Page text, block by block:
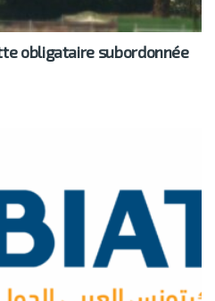
obligataire subordonnée